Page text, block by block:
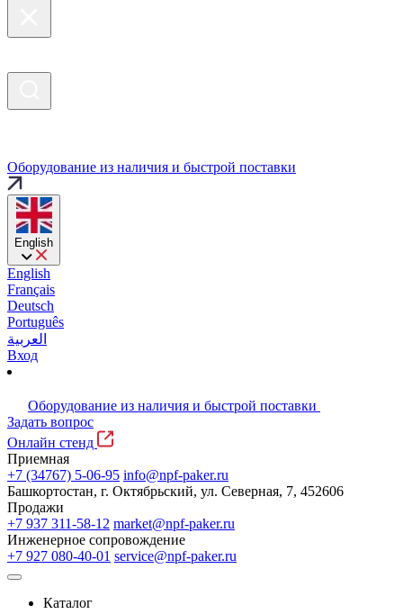
Оборудование из наличия и быстрой поставки
English
English
Français
Deutsch
Português
العربية
Вход
Оборудование из наличия и быстрой поставки
Задать вопрос
Онлайн стенд
Приемная
+7 (34767) 5-06-95 info@npf-paker.ru
Башкортостан, г. Октябрьский, ул. Северная, 7, 452606
Продажи
+7 937 311-58-12 market@npf-paker.ru
Инженерное сопровождение
+7 927 080-40-01 service@npf-paker.ru
Каталог